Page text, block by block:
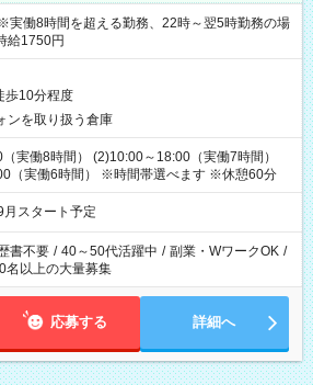
働8時間を超える勤務、22時～翌5時勤務の場
給1750円
歩10分程度
ンを取り扱う倉庫
実働8時間） (2)10:00～18:00（実働7時間）
（実働6時間） ※時間帯選べます ※休憩60分
スタート予定
書不要 / 40～50代活躍中 / 副業・WワークOK /
名以上の大量募集
応募する 詳細へ